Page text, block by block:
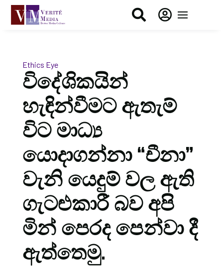
 
Ethics Eye
විදේශිකයින්
හැඳින්වීමට ඇතැම්
විට මාධ්‍ය
යොදාගන්නා “චීනා”
වැනි යෙදුම් වල ඇති
ගැටළුකාරී බව අපි
මින් පෙරද පෙන්වා දී
ඇත්තෙමු.